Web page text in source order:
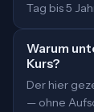
Tag bis 5
Warum
Kurs?
Der hier
— ohne